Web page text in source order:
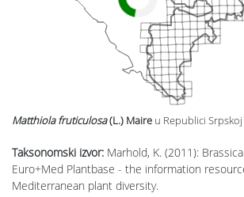
Taksonomski izvor: Marhold, K. (2011):
Euro+Med Plantbase - the information
Mediterranean plant diversity.
Matthiola fruticulosa(L.) Maire u Republici Srpskoj